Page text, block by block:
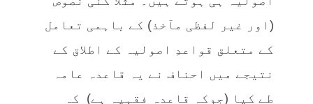
(اور غیر لفظی مآخذ) کے باہمی تعامل
کے متعلق قواعدِ اصولیہ کے اطلاق کے
نتیجے میں احناف نے یہ قاعدہ عامہ
طے کیا (جوکہ قاعدہ فقہیہ ہے) کہ